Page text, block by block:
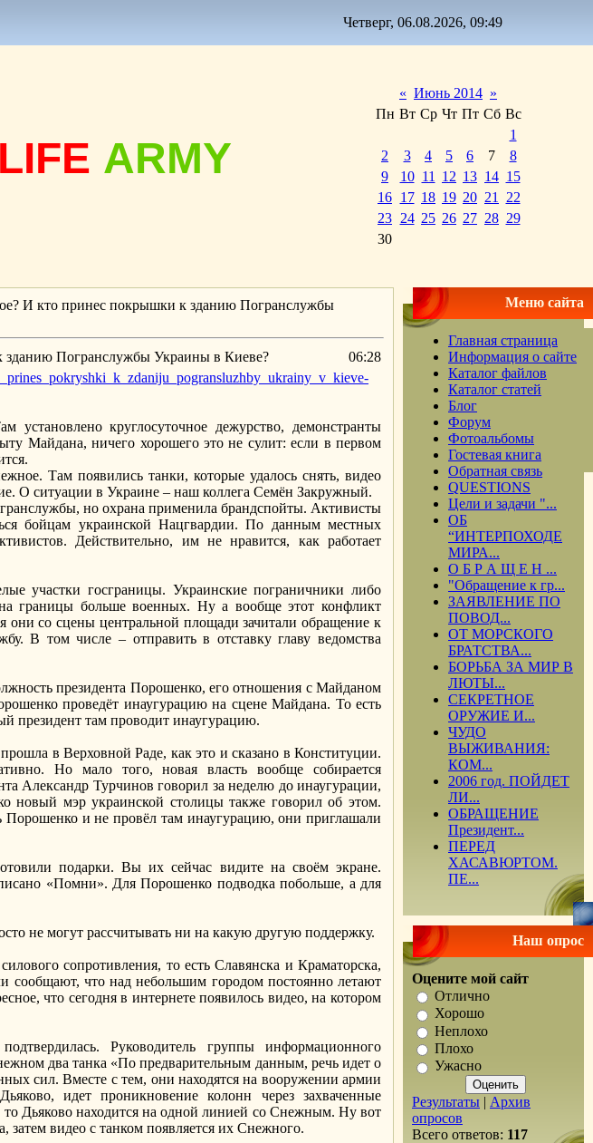
Четверг, 06.08.2026, 09:49
LIFE ARMY
« Июнь 2014 »
Пн Вт Ср Чт Пт Сб Вс
1
2
3 4 5 6 7
8
9
10 11 12 13 14 15
16 17 18 19 20 21
22
23 24 25 26 27 28 29
30
И кто принес покрышки к зданию Погранслужбы
зданию Погранслужбы Украины в Киеве?
06:28
круглосуточное дежурство, демонстранты
Майдана, ничего хорошего это не сулит: если в первом
Там появились танки, которые удалось снять, видео
О ситуации в Украине – наш коллега Семён Закружный.
но охрана применила брандспойты. Активисты
бойцам украинской Нацгвардии. По данным местных
Действительно, им не нравится, как работает
участки госграницы. Украинские пограничники либо
границы больше военных. Ну а вообще этот конфликт
они со сцены центральной площади зачитали обращение к
В том числе – отправить в отставку главу ведомства
президента Порошенко, его отношения с Майданом
проведёт инаугурацию на сцене Майдана. То есть
президент там проводит инаугурацию.
в Верховной Раде, как это и сказано в Конституции.
Но мало того, новая власть вообще собирается
Александр Турчинов говорил за неделю до инаугурации,
новый мэр украинской столицы также говорил об этом.
и не провёл там инаугурацию, они приглашали
подарки. Вы их сейчас видите на своём экране.
«Помни». Для Порошенко подводка побольше, а для
не могут рассчитывать ни на какую другую поддержку.
сопротивления, то есть Славянска и Краматорска,
сообщают, что над небольшим городом постоянно летают
что сегодня в интернете появилось видео, на котором
Руководитель группы информационного
два танка «По предварительным данным, речь идет о
сил. Вместе с тем, они находятся на вооружении армии
идет проникновение колонн через захваченные
то Дьяково находится на одной линией со Снежным. Ну вот
затем видео с танком появляется их Снежного.
Меню сайта
Главная страница
Информация о сайте
Каталог файлов
Каталог статей
Блог
Форум
Фотоальбомы
Гостевая книга
Обратная связь
QUESTIONS
Цели и задачи "...
ОБ
“ИНТЕРПОХОДЕ
МИРА...
О Б Р А Щ Е Н ...
"Обращение к гр...
ЗАЯВЛЕНИЕ ПО
ПОВОД...
ОТ МОРСКОГО
БРАТСТВА...
БОРЬБА ЗА МИР В
ЛЮТЫ...
СЕКРЕТНОЕ
ОРУЖИЕ И...
ЧУДО
ВЫЖИВАНИЯ:
КОМ...
2006 год. ПОЙДЕТ
ЛИ...
ОБРАЩЕНИЕ
Президент...
ПЕРЕД
ХАСАВЮРТОМ.
ПЕ...
Наш опрос
Оцените мой сайт
Отлично
Хорошо
Неплохо
Плохо
Ужасно
Результаты | Архив
опросов
Всего ответов: 117